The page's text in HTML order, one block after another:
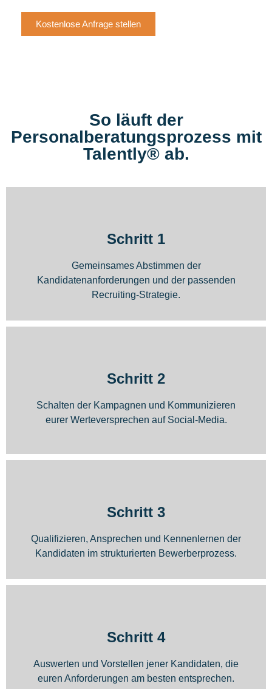
Kostenlose Anfrage stellen
So läuft der
Personalberatungsprozess mit
Talently® ab.
Schritt 1
Gemeinsames Abstimmen der
Kandidatenanforderungen und der passenden
Recruiting-Strategie.
Schritt 2
Schalten der Kampagnen und Kommunizieren
eurer Werteversprechen auf Social-Media.
Schritt 3
Qualifizieren, Ansprechen und Kennenlernen der
Kandidaten im strukturierten Bewerberprozess.
Schritt 4
Auswerten und Vorstellen jener Kandidaten, die
euren Anforderungen am besten entsprechen.